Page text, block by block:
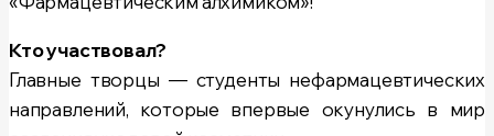
Кто участвовал?
Главные творцы — студенты нефармацевтических
направлений, которые впервые окунулись в мир